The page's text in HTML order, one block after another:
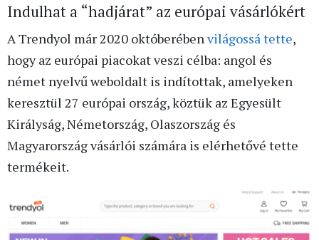
Indulhat a “hadjárat” az európai vásárlókért
A Trendyol már 2020 októberébenvilágossá tette,
hogy az európai piacokat veszi célba: angol és
német nyelvű weboldalt is indítottak, amelyeken
keresztül 27 európai ország, köztük az Egyesült
Királyság, Németország, Olaszország és
Magyarország vásárlói számára is elérhetővé tette
termékeit.